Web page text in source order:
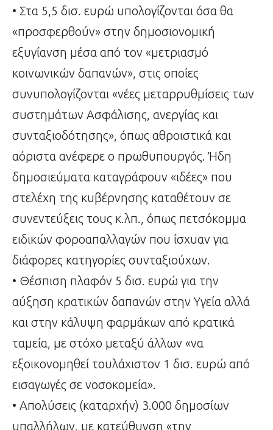
• Στα 5,5 δισ. ευρώ υπολογίζονται όσα θα
«προσφερθούν» στην δημοσιονομική
εξυγίανση μέσα από τον «μετριασμό
κοινωνικών δαπανών», στις οποίες
συνυπολογίζονται «νέες μεταρρυθμίσεις των
συστημάτων Ασφάλισης, ανεργίας και
συνταξιοδότησης», όπως αθροιστικά και
αόριστα ανέφερε ο πρωθυπουργός. Ήδη
δημοσιεύματα καταγράφουν «ιδέες» που
στελέχη της κυβέρνησης καταθέτουν σε
συνεντεύξεις τους κ.λπ., όπως πετσόκομμα
ειδικών φοροαπαλλαγών που ίσχυαν για
διάφορες κατηγορίες συνταξιούχων.
• Θέσπιση πλαφόν 5 δισ. ευρώ για την
αύξηση κρατικών δαπανών στην Υγεία αλλά
και στην κάλυψη φαρμάκων από κρατικά
ταμεία, με στόχο μεταξύ άλλων «να
εξοικονομηθεί τουλάχιστον 1 δισ. ευρώ από
εισαγωγές σε νοσοκομεία».
• Απολύσεις (καταρχήν) 3.000 δημοσίων
υπαλλήλων, με κατεύθυνση «την